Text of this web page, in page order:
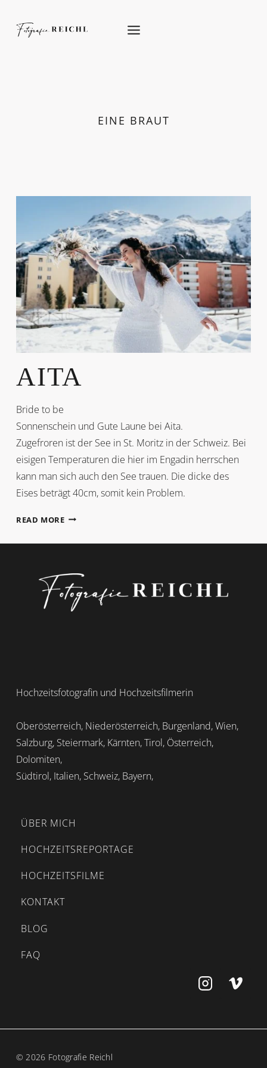
content
EINE BRAUT
AITA
Bride to be
Sonnenschein und Gute Laune bei Aita.
Zugefroren ist der See in St. Moritz in der Schweiz. Bei
eisigen Temperaturen die hier im Engadin herrschen
kann man sich auch den See trauen. Die dicke des
Eises beträgt 40cm, somit kein Problem.
READ MOREAITA
Hochzeitsfotografin und Hochzeitsfilmerin
Oberösterreich, Niederösterreich, Burgenland, Wien,
Salzburg, Steiermark, Kärnten, Tirol, Österreich,
Dolomiten,
Südtirol, Italien, Schweiz, Bayern,
ÜBER MICH
HOCHZEITSREPORTAGE
HOCHZEITSFILME
KONTAKT
BLOG
FAQ
© 2026 Fotografie Reichl